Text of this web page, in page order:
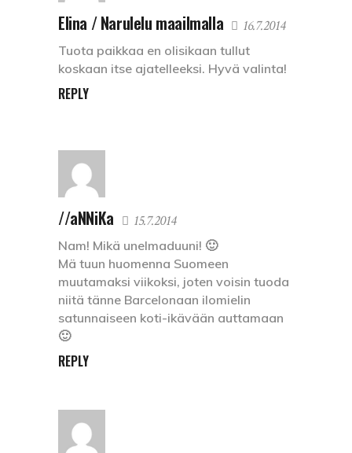
Elina / Narulelu maailmalla 16.7.2014
Tuota paikkaa en olisikaan tullut
koskaan itse ajatelleeksi. Hyvä valinta!
REPLY
//aNNiKa 15.7.2014
Nam! Mikä unelmaduuni! 🙂
Mä tuun huomenna Suomeen
muutamaksi viikoksi, joten voisin tuoda
niitä tänne Barcelonaan ilomielin
satunnaiseen koti-ikävään auttamaan
🙂
REPLY